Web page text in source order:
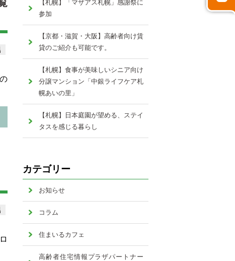
【札幌】「マザアス札幌」感謝祭に
参加
【京都・滋賀・大阪】高齢者向け賃
貸のご紹介も可能です。
【札幌】食事が美味しいシニア向け
分譲マンション「中銀ライフケア札
幌あいの里」
【札幌】日本庭園が望める、ステイ
タスを感じる暮らし
カテゴリー
お知らせ
コラム
住まいるカフェ
高齢者住宅情報プラザパートナー